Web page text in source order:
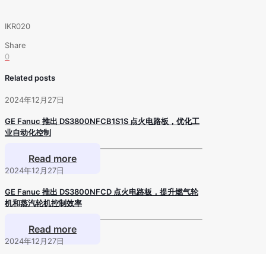
IKR020
Share
0
Related posts
2024年12月27日
GE Fanuc 推出 DS3800NFCB1S1S 点火电路板，优化工
业自动化控制
Read more
2024年12月27日
GE Fanuc 推出 DS3800NFCD 点火电路板，提升燃气轮
机和蒸汽轮机控制效率
Read more
2024年12月27日